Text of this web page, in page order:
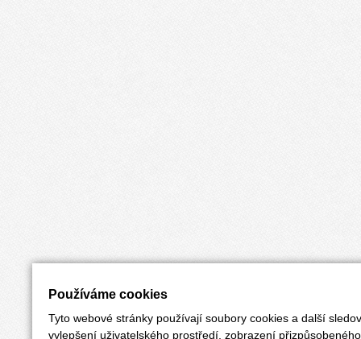
Používáme cookies
Tyto webové stránky používají soubory cookies a další
vylepšení uživatelského prostředí, zobrazení